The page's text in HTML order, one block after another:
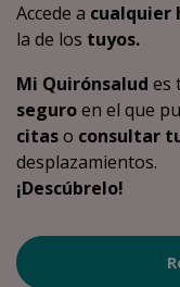
Accede a cualquier
la de los tuyos.
Mi Quirónsalud es
seguroen el que
citaso consultar
desplazamientos.
¡Descúbrelo!